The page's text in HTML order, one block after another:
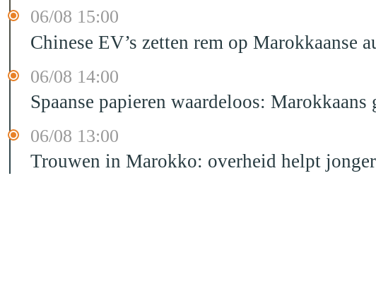
06/08 15:00
Chinese EV’s zetten rem op Marokkaanse
06/08 14:00
Spaanse papieren waardeloos:
06/08 13:00
Trouwen in Marokko: overheid helpt